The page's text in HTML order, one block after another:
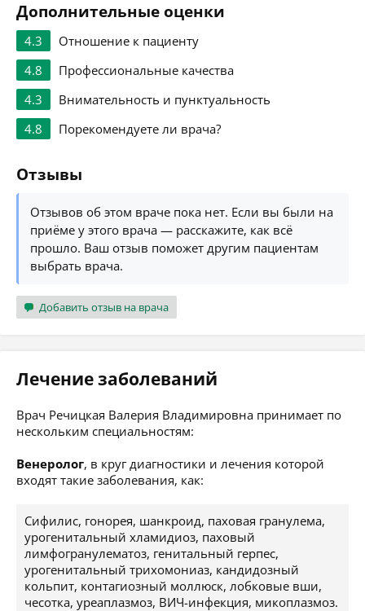
Дополнительные оценки
4.3
Отношение к пациенту
4.8
Профессиональные качества
4.3
Внимательность и пунктуальность
4.8
Порекомендуете ли врача?
Отзывы
Отзывов об этом враче пока нет. Если вы были на
приёме у этого врача — расскажите, как всё
прошло. Ваш отзыв поможет другим пациентам
выбрать врача.
Добавить отзыв на врача
Лечение заболеваний
Врач Речицкая Валерия Владимировна принимает по
нескольким специальностям:
Венеролог, в круг диагностики и лечения которой
входят такие заболевания, как:
Сифилис, гонорея, шанкроид, паховая гранулема,
урогенитальный хламидиоз, паховый
лимфогранулематоз, генитальный герпес,
урогенитальный трихомониаз, кандидозный
кольпит, контагиозный моллюск, лобковые вши,
чесотка, уреаплазмоз, ВИЧ-инфекция, микоплазмоз.